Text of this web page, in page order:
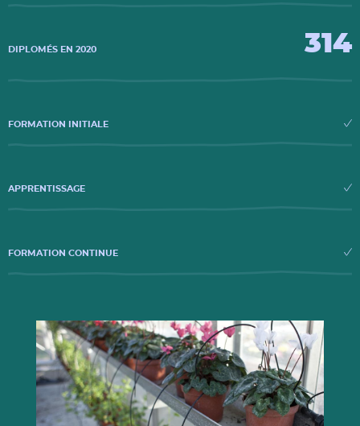
DIPLOMÉS EN 2020 314
FORMATION INITIALE
APPRENTISSAGE
FORMATION CONTINUE